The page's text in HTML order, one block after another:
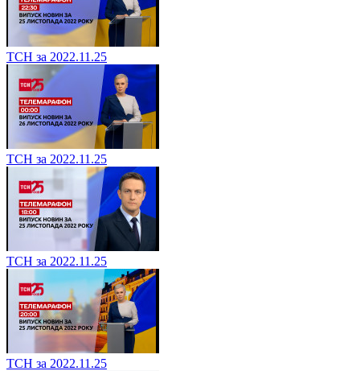
ТСН за 2022.11.25
ТСН за 2022.11.25
ТСН за 2022.11.25
ТСН за 2022.11.25